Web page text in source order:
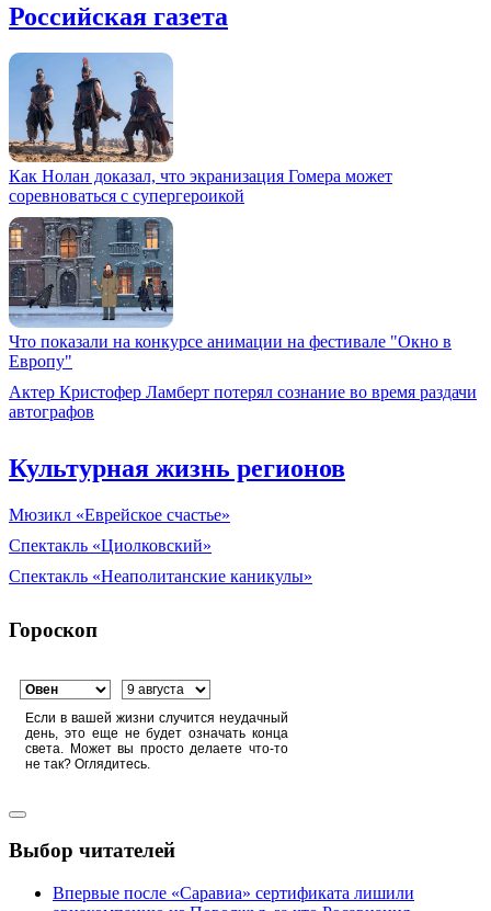
Российская газета
Как Нолан доказал, что экранизация Гомера может
соревноваться с супергероикой
Что показали на конкурсе анимации на фестивале "Окно в
Европу"
Актер Кристофер Ламберт потерял сознание во время раздачи
автографов
Культурная жизнь регионов
Мюзикл «Еврейское счастье»
Спектакль «Циолковский»
Спектакль «Неаполитанские каникулы»
Гороскоп
Если в вашей жизни случится неудачный
день, это еще не будет означать конца
света. Может вы просто делаете что-то
не так? Оглядитесь.
Выбор читателей
Впервые после «Саравиа» сертификата лишили